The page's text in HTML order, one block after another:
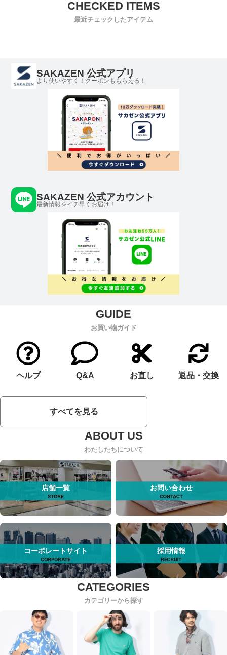
最近チェックしたアイテム
SAKAZEN 公式アプリ
より使いやすく！クーポンももらえる！
SAKAZEN 公式アカウント
最新情報をイチ早くお届け！
お買い物ガイド
ヘルプ Q&A お直し 返品・交換
すべてを見る
わたしたちについて
店舗一覧 お問い合わせ
コーポレートサイト 採用情報
カテゴリーから探す